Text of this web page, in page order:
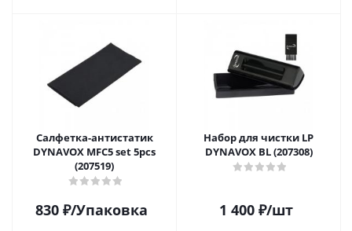
Салфетка-aнтистатик
DYNAVOX MFC5 set 5pcs
(207519)
830 ₽/Упаковка
Набор для чистки LP
DYNAVOX BL (207308)
1 400₽/шт